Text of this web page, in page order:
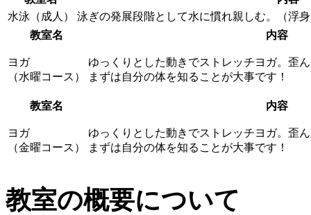
水泳（成人）
泳ぎの発展段階として水に慣れ親しむ。（浮
教室名
内容
ヨガ
（水曜コース）
ゆっくりとした動きでストレッチヨガ。歪
まずは自分の体を知ることが大事です！
教室名 内容
ヨガ
（金曜コース）
ゆっくりとした動きでストレッチヨガ。歪
まずは自分の体を知ることが大事です！
教室の概要について